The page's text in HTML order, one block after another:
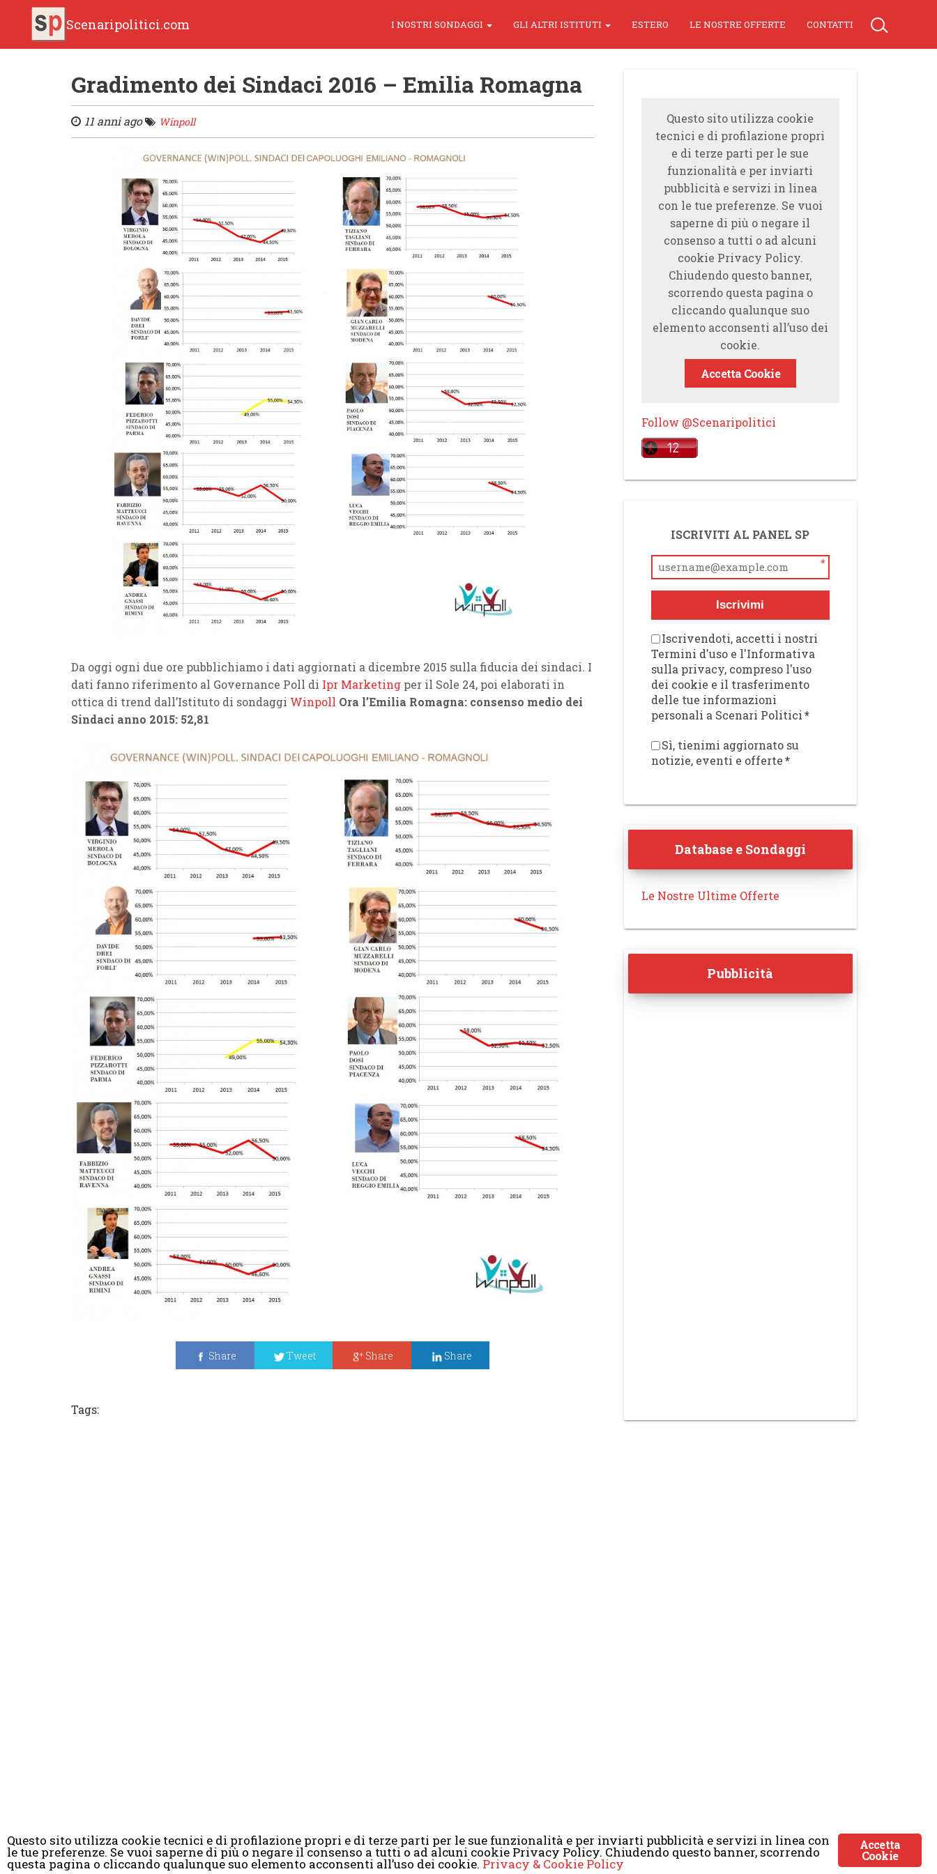
Scenaripolitici.com I NOSTRI SONDAGGI GLI ALTRI ISTITUTI ESTERO LE NOSTRE OFFERTE CONTATTI
Gradimento dei Sindaci 2016 – Emilia Romagna
11 anni ago Winpoll
Da oggi ogni due ore pubblichiamo i dati aggiornati a dicembre 2015 sulla fiducia dei sindaci. I
dati fanno riferimento al Governance Poll di Ipr Marketing per il Sole 24, poi elaborati in
ottica di trend dall’Istituto di sondaggi Winpoll Ora l’Emilia Romagna: consenso medio dei
Sindaci anno 2015: 52,81
Share Tweet Share Share
Tags:
Questo sito utilizza cookie
tecnici e di profilazione propri
e di terze parti per le sue
funzionalità e per inviarti
pubblicità e servizi in linea
con le tue preferenze. Se vuoi
saperne di più o negare il
consenso a tutti o ad alcuni
cookie Privacy Policy.
Chiudendo questo banner,
scorrendo questa pagina o
cliccando qualunque suo
elemento acconsenti all’uso dei
cookie.
Accetta Cookie
Follow @Scenaripolitici
ISCRIVITI AL PANEL SP
*
Iscrivimi
Iscrivendoti, accetti i nostri
Termini d'uso e l'Informativa
sulla privacy, compreso l'uso
dei cookie e il trasferimento
delle tue informazioni
personali a Scenari Politici*
Sì, tienimi aggiornato su
notizie, eventi e offerte*
Database e Sondaggi
Le Nostre Ultime Offerte
Pubblicità
© Copyright 2008-2017 Scenaripolitici.com - Tutti i diritti riservati. Creato daAtlanticmoon.com
Accetta
Cookie
Questo sito utilizza cookie tecnici e di profilazione propri e di terze parti per le sue funzionalità e per inviarti pubblicità e servizi in linea con
le tue preferenze. Se vuoi saperne di più o negare il consenso a tutti o ad alcuni cookie Privacy Policy. Chiudendo questo banner, scorrendo
questa pagina o cliccando qualunque suo elemento acconsenti all’uso dei cookie. Privacy & Cookie Policy